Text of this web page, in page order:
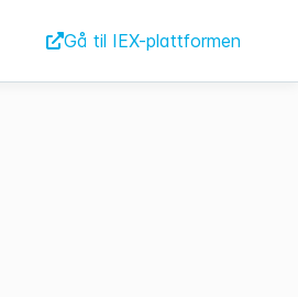
Gå til IEX-plattformen